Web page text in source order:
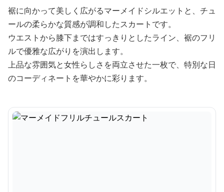
裾に向かって美しく広がるマーメイドシルエットと、チュ
ールの柔らかな質感が調和したスカートです。
ウエストから膝下まではすっきりとしたライン、裾のフリ
ルで優雅な広がりを演出します。
上品な雰囲気と女性らしさを両立させた一枚で、特別な日
のコーディネートを華やかに彩ります。